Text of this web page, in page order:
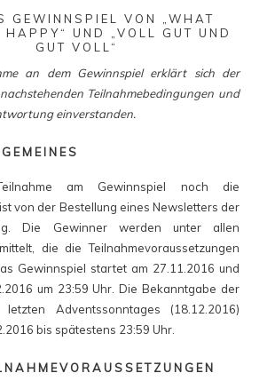
GEWINNSPIEL VON „WHAT
HAPPY“ UND „VOLL GUT UND
GUT VOLL“
an dem Gewinnspiel erklärt sich der
Teilnahmebedingungen und
einverstanden.
am Gewinnspiel noch die
von der Bestellung eines Newsletters der
Die Gewinner werden unter allen
die die Teilnahmevoraussetzungen
Gewinnspiel startet am 27.11.2016 und
um 23:59 Uhr. Die Bekanntgabe der
Adventssonntages (18.12.2016)
bis spätestens 23:59 Uhr.